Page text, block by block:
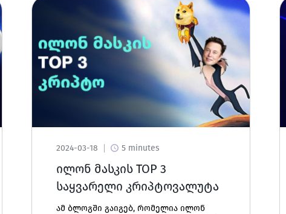
2024-03-18 5 minutes
ილონ მასკის TOP 3
საყვარელი კრიპტოვალუტა
ამ ბლოგში გაიგებ, რომელია ილონ